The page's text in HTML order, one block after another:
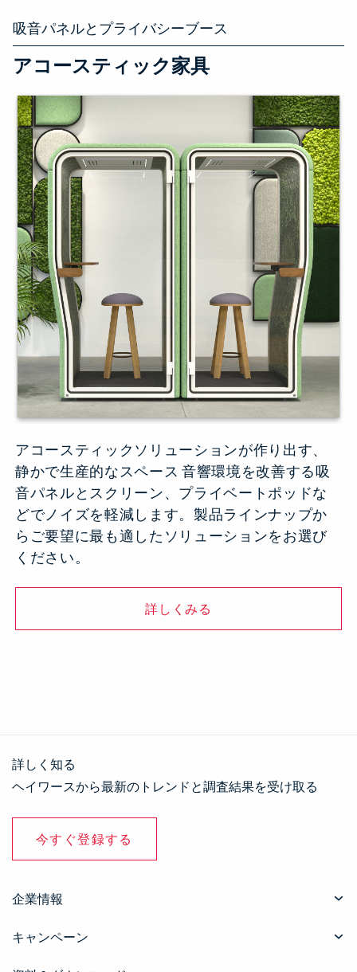
吸音パネルとプライバシーブース
アコースティック家具
アコースティックソリューションが作り出す、
静かで生産的なスペース 音響環境を改善する吸
音パネルとスクリーン、プライベートポッドな
どでノイズを軽減します。製品ラインナップか
らご要望に最も適したソリューションをお選び
ください。
詳しくみる
詳しく知る
ヘイワースから最新のトレンドと調査結果を受け取る
今すぐ登録する
企業情報
キャンペーン